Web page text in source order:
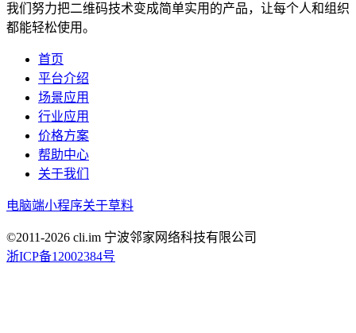
我们努力把二维码技术变成简单实用的产品，让每个人和组织
都能轻松使用。
首页
平台介绍
场景应用
行业应用
价格方案
帮助中心
关于我们
电脑端小程序关于草料
©2011-2026 cli.im 宁波邻家网络科技有限公司
浙ICP备12002384号